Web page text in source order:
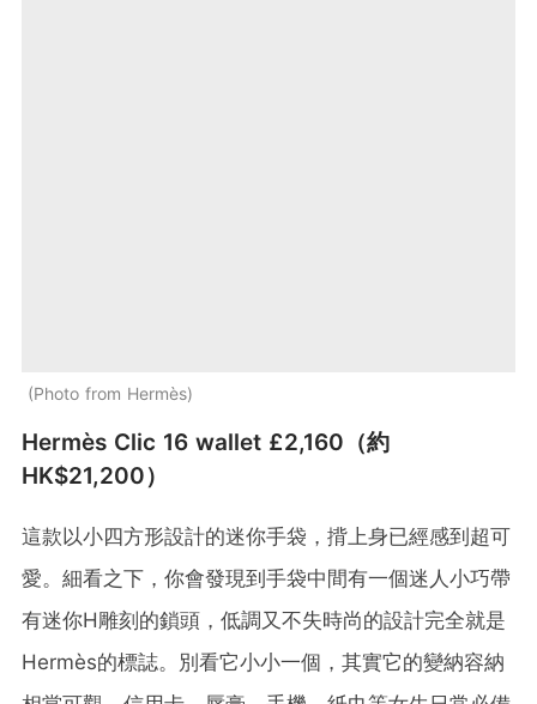
Photo from Hermès
Hermès Clic 16 wallet £2,160（約
HK$21,200）
這款以小四方形設計的迷你手袋，揹上身已經感到超可
愛。細看之下，你會發現到手袋中間有一個迷人小巧帶
有迷你H雕刻的鎖頭，低調又不失時尚的設計完全就是
Hermès的標誌。別看它小小一個，其實它的變納容納